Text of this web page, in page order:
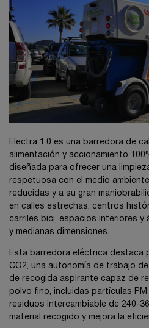
Electra 1.0 es una barredora de
alimentación y accionamiento
diseñada para ofrecer una
respetuosa con el medio
reducidas y a su gran
en calles estrechas, centros
carriles bici, espacios interiores y
y medianas dimensiones.
Esta barredora eléctrica destaca
CO2, una autonomía de trabajo
de recogida aspirante capaz de
polvo fino, incluidas partículas
residuos intercambiable de 240-
material recogido y mejora la